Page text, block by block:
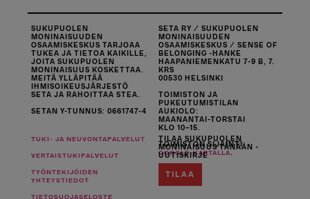
SUKUPUOLEN
MONINAISUUDEN
OSAAMISKESKUS TARJOAA
TUKEA JA TIETOA KAIKILLE,
JOITA SUKUPUOLEN
MONINAISUUS KOSKETTAA.
MEITÄ YLLÄPITÄÄ
IHMISOIKEUSJÄRJESTÖ
SETA JA RAHOITTAA STEA.
SETAN Y-TUNNUS: 0661747-4
SETA RY / SUKUPUOLEN
MONINAISUUDEN
OSAAMISKESKUS / SENSE OF
BELONGING -HANKE
HAAPANIEMENKATU 7-9 B, 7.
KRS
00530 HELSINKI
TOIMISTON JA
PUKEUTUMISTILAN
AUKIOLO:
MAANANTAI-TORSTAI
KLO 10–15.
TOIMISTON SIJAINTI
GOOGLE-KARTALLA
TUKI- JA NEUVONTAPALVELUT
VERTAISTUKIPALVELUT
TYÖNTEKIJÖIDEN
YHTEYSTIEDOT
TIETOSUOJASELOSTE
TILAA SUKUPUOLEN
MONINAISUUS TÄNÄÄN -
UUTISKIRJE
TILAA